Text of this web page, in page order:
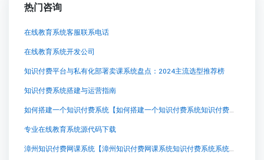
热门咨询
在线教育系统客服联系电话
在线教育系统开发公司
知识付费平台与私有化部署卖课系统盘点：2024主流选型推荐榜
知识付费系统搭建与运营指南
如何搭建一个知识付费系统【如何搭建一个知识付费系统知识付费系统系统怎么制作，知识付费系统搭建使用教程】
专业在线教育系统源代码下载
漳州知识付费网课系统【漳州知识付费网课系统知识付费系统系统怎么制作，知识付费系统搭建使用教程】